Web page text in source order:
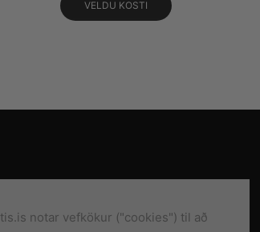
VELDU KOSTI
notar vefkökur ("cookies") til að